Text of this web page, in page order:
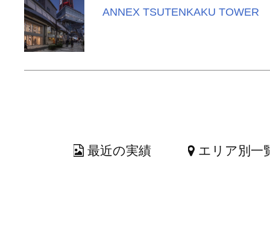
ANNEX TSUTENKAKU TOWER
最近の実績 エリア別一